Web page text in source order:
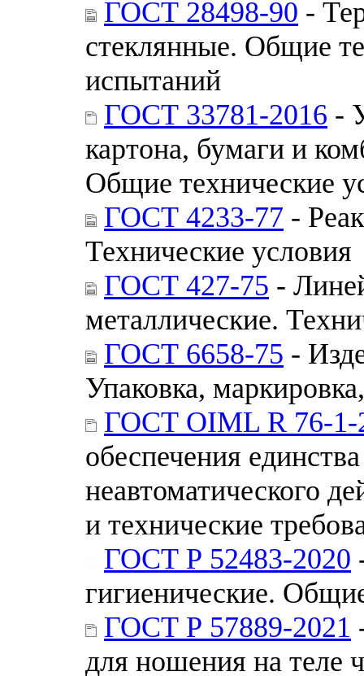
ГОСТ 28498-90 -
стеклянные. Общие
испытаний
ГОСТ 33781-2016 -
картона, бумаги и
Общие технические
ГОСТ 4233-77 -
Технические условия
ГОСТ 427-75 -
металлические.
ГОСТ 6658-75 -
Упаковка,
ГОСТ OIML R 76-1-
обеспечения
неавтоматического
и технические
ГОСТ Р 52483-2020
гигиенические.
ГОСТ Р 57889-2021
для ношения на теле